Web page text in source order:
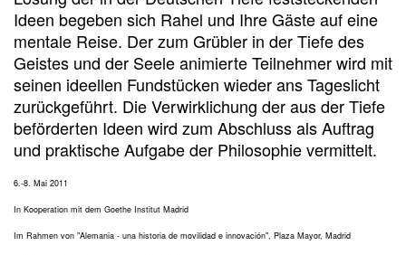
Ideen begeben sich Rahel und Ihre Gäste auf eine
mentale Reise. Der zum Grübler in der Tiefe des
Geistes und der Seele animierte Teilnehmer wird mit
seinen ideellen Fundstücken wieder ans Tageslicht
zurückgeführt. Die Verwirklichung der aus der Tiefe
beförderten Ideen wird zum Abschluss als Auftrag
und praktische Aufgabe der Philosophie vermittelt.
6.-8. Mai 2011
In Kooperation mit dem Goethe Institut Madrid
Im Rahmen von "Alemania - una historia de movilidad e innovación", Plaza Mayor, Madrid